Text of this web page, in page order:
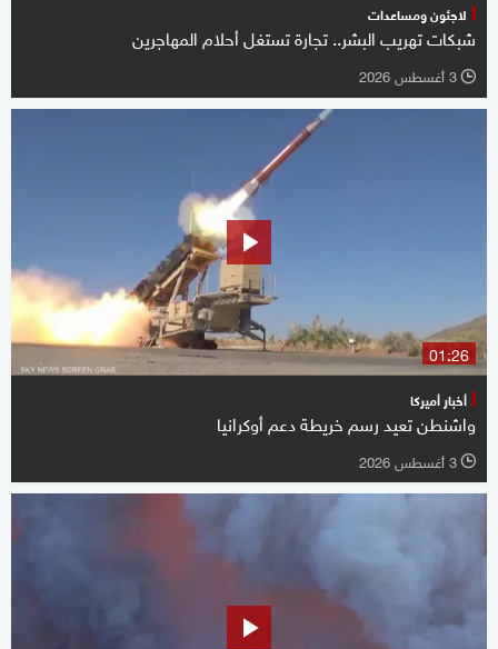
لاجئون ومساعدات
شبكات تهريب البشر.. تجارة تستغل أحلام المهاجرين
l 3 أغسطس 2026
01:26
أخبار أميركا
واشنطن تعيد رسم خريطة دعم أوكرانيا
l 3 أغسطس 2026